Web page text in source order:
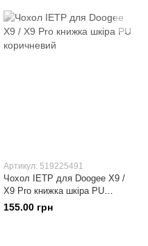
Артикул: 519225491
Чохол IETP для Doogee X9 /
X9 Pro книжка шкіра PU
коричневий
155.00 грн